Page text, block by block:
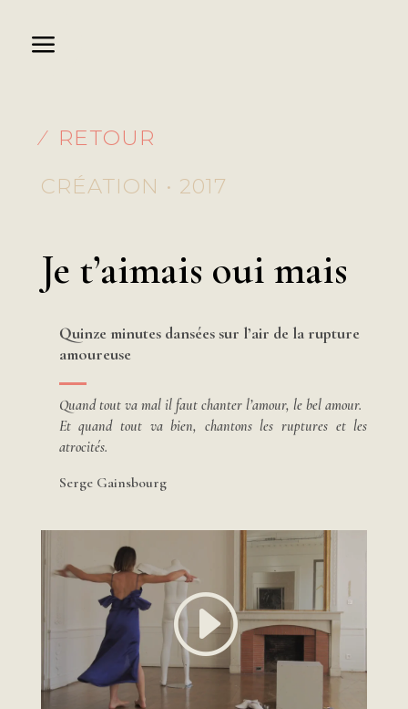
CRÉATION • 2017
⁄ RETOUR
Je t’aimais oui mais
Quinze minutes dansées sur l’air de la rupture
amoureuse
Quand tout va mal il faut chanter l’amour, le bel amour.
Et quand tout va bien, chantons les ruptures et les
atrocités.
Serge Gainsbourg